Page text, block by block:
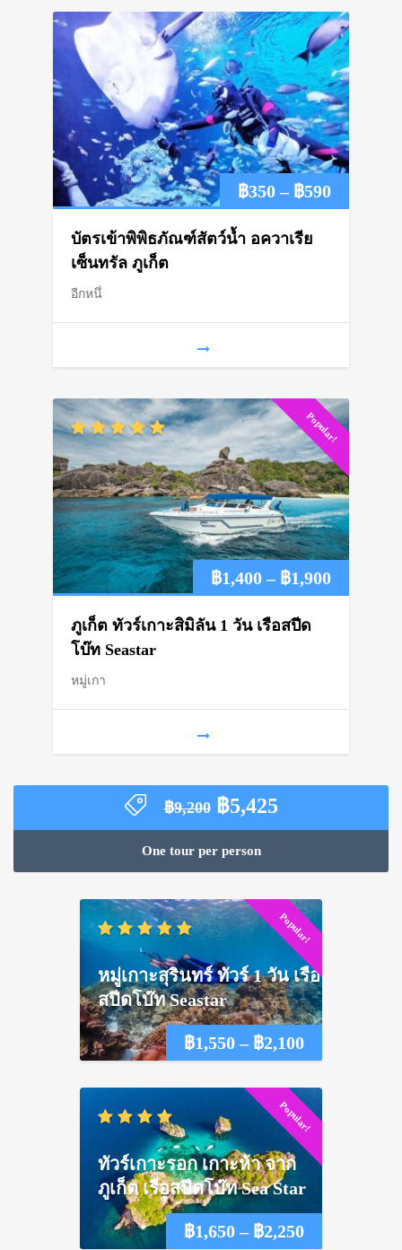
฿350 – ฿590Price
บัตรเข้าพิพิธภัณฑ์สัตว์น้ำ อควาเรีย
เซ็นทรัล ภูเก็ต
อีกหนึ่
Popular!
฿1,400 – ฿1,900Price
ภูเก็ต ทัวร์เกาะสิมิลัน 1 วัน เรือสปีด
โบ๊ท Seastar
หมู่เกา
฿9,200 Original
price
was:
฿9,200.
฿5,425Current
price
฿5,425.
One tour per person
Popular!
฿1,550 – ฿2,100Price
฿1,550
through
฿2,100
หมู่เกาะสุรินทร์ ทัวร์ 1 วัน เรือ
สปีดโบ๊ท Seastar
Popular!
฿1,650 – ฿2,250Price
ทัวร์เกาะรอก เกาะห้า จาก
ภูเก็ต เรือสปีดโบ๊ท Sea Star